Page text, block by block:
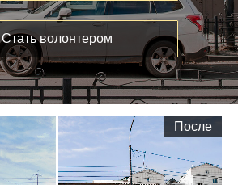
Стать волонтером
После